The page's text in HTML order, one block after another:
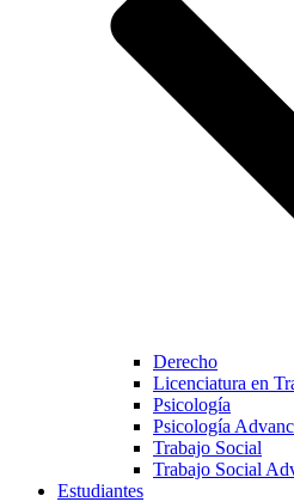
Derecho
Licenciatura en
Psicología
Psicología
Trabajo Social
Trabajo Social
Estudiantes